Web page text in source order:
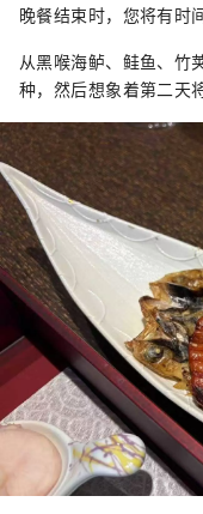
晚餐结束时，您将有时
从黑喉海鲈、鲑鱼、竹
种，然后想象着第二天